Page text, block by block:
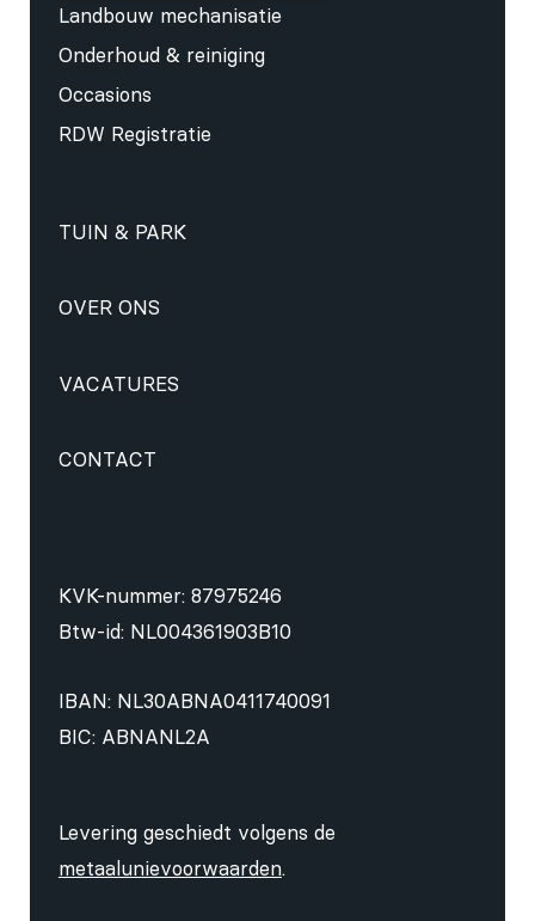
Landbouw mechanisatie
Onderhoud & reiniging
Occasions
RDW Registratie
TUIN & PARK
OVER ONS
VACATURES
CONTACT
KVK-nummer: 87975246
Btw-id: NL004361903B10
IBAN: NL30ABNA0411740091
BIC: ABNANL2A
Levering geschiedt volgens de
metaalunievoorwaarden.